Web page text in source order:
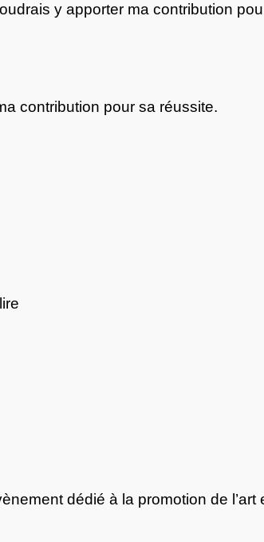
y apporter ma contribution
contribution pour sa réussite.
dédié à la promotion de